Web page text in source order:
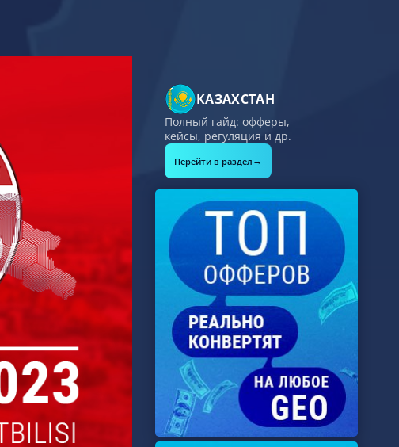
КАЗАХСТАН
Полный гайд: офферы,
кейсы, регуляция и др.
Перейти в раздел →